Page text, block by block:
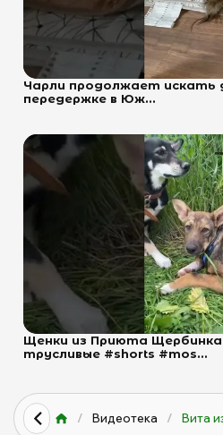
Чарли продолжает искать
передержке в Юж...
Щенки из Приюта Щербинка
трусливые #shorts #mos...
/ Видеотека / Вита